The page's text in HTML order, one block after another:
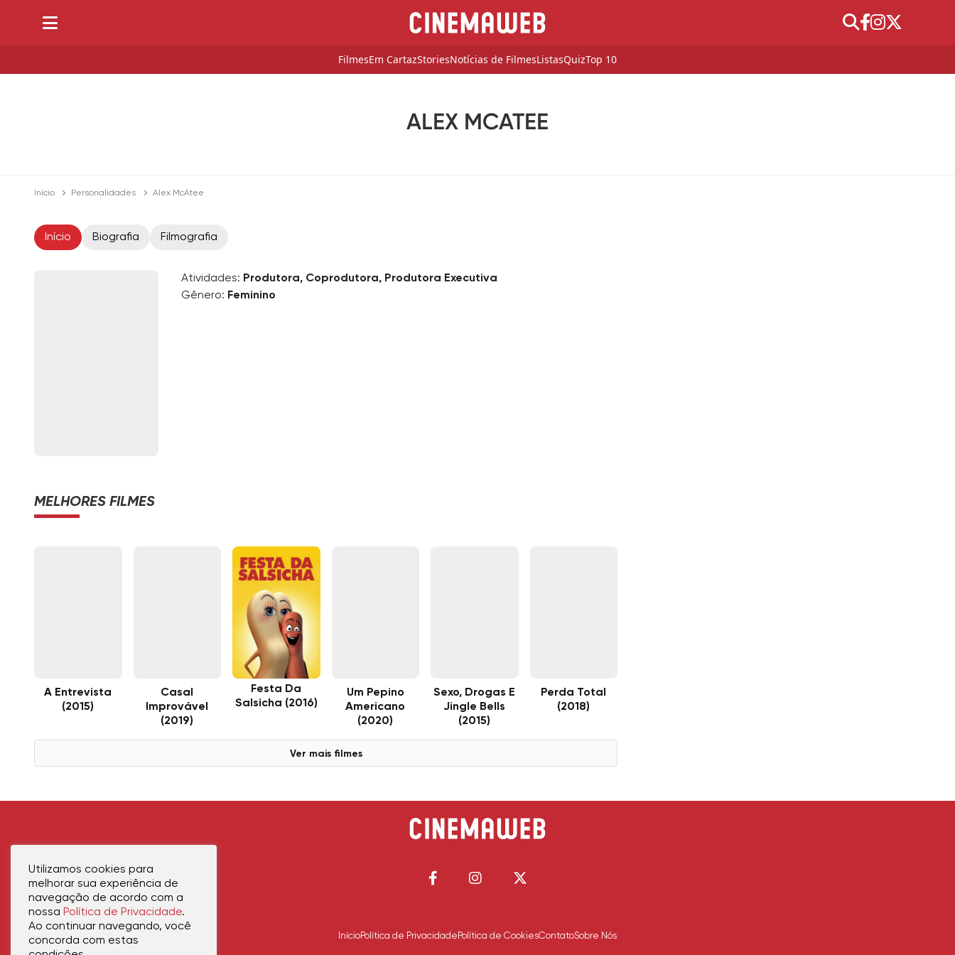
FilmesEm CartazStoriesNotícias de FilmesListasQuizTop 10
ALEX MCATEE
Início Personalidades Alex McAtee
Início Biografia Filmografia
Atividades: Produtora, Coprodutora, Produtora Executiva
Gênero: Feminino
MELHORES FILMES
A Entrevista
(2015)
Casal
Improvável
(2019)
Festa Da
Salsicha (2016)
Um Pepino
Americano
(2020)
Sexo, Drogas E
Jingle Bells
(2015)
Perda Total
(2018)
Ver mais filmes
InícioPolítica de Privacidade Política de CookiesContatoSobre Nós
Utilizamos cookies para
melhorar sua experiência de
navegação de acordo com a
nossa Política de Privacidade.
Ao continuar navegando, você
concorda com estas